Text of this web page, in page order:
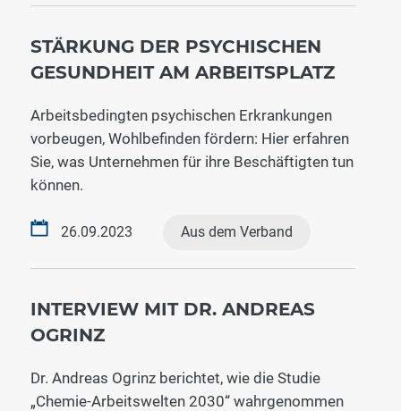
STÄRKUNG DER PSYCHISCHEN
GESUNDHEIT AM ARBEITSPLATZ
Arbeitsbedingten psychischen Erkrankungen
vorbeugen, Wohlbefinden fördern: Hier erfahren
Sie, was Unternehmen für ihre Beschäftigten tun
können.
26.09.2023 Aus dem Verband
INTERVIEW MIT DR. ANDREAS
OGRINZ
Dr. Andreas Ogrinz berichtet, wie die Studie
„Chemie-Arbeitswelten 2030“ wahrgenommen